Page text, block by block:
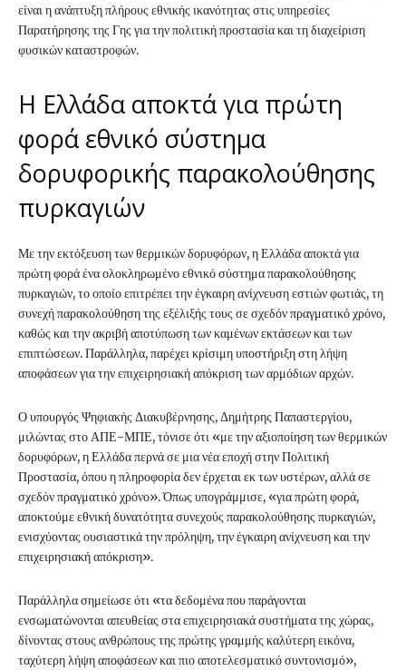
είναι η ανάπτυξη πλήρους εθνικής ικανότητας στις υπηρεσίες
Παρατήρησης της Γης για την πολιτική προστασία και τη διαχείριση
φυσικών καταστροφών.
Η Ελλάδα αποκτά για πρώτη
φορά εθνικό σύστημα
δορυφορικής παρακολούθησης
πυρκαγιών
Με την εκτόξευση των θερμικών δορυφόρων, η Ελλάδα αποκτά για
πρώτη φορά ένα ολοκληρωμένο εθνικό σύστημα παρακολούθησης
πυρκαγιών, το οποίο επιτρέπει την έγκαιρη ανίχνευση εστιών φωτιάς, τη
συνεχή παρακολούθηση της εξέλιξής τους σε σχεδόν πραγματικό χρόνο,
καθώς και την ακριβή αποτύπωση των καμένων εκτάσεων και των
επιπτώσεων. Παράλληλα, παρέχει κρίσιμη υποστήριξη στη λήψη
αποφάσεων για την επιχειρησιακή απόκριση των αρμόδιων αρχών.
Ο υπουργός Ψηφιακής Διακυβέρνησης, Δημήτρης Παπαστεργίου,
μιλώντας στο ΑΠΕ-ΜΠΕ, τόνισε ότι «με την αξιοποίηση των θερμικών
δορυφόρων, η Ελλάδα περνά σε μια νέα εποχή στην Πολιτική
Προστασία, όπου η πληροφορία δεν έρχεται εκ των υστέρων, αλλά σε
σχεδόν πραγματικό χρόνο». Όπως υπογράμμισε, «για πρώτη φορά,
αποκτούμε εθνική δυνατότητα συνεχούς παρακολούθησης πυρκαγιών,
ενισχύοντας ουσιαστικά την πρόληψη, την έγκαιρη ανίχνευση και την
επιχειρησιακή απόκριση».
Παράλληλα σημείωσε ότι «τα δεδομένα που παράγονται
ενσωματώνονται απευθείας στα επιχειρησιακά συστήματα της χώρας,
δίνοντας στους ανθρώπους της πρώτης γραμμής καλύτερη εικόνα,
ταχύτερη λήψη αποφάσεων και πιο αποτελεσματικό συντονισμό»,